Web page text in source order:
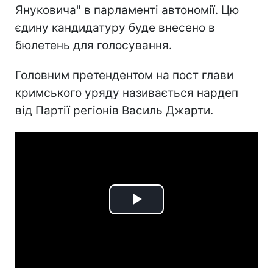
Януковича" в парламентi автономiї. Цю
єдину кандидатуру буде внесено в
бюлетень для голосування.
Головним претендентом на пост глави
кримського уряду називається нардеп
від Партії регіонів Василь Джарти.
Play